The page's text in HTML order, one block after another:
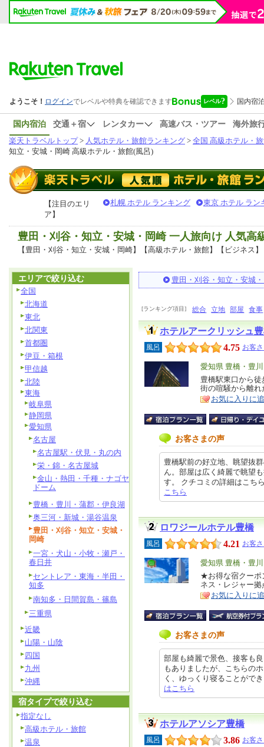
国内宿泊 交通＋宿 レンタカー 高速バス・ツアー
海外旅
楽天トラベルトップ> 人気ホテル・旅館ランキング > 全国 高級ホテル・
知立・安城・岡崎 高級ホテル・旅館(風呂)
【注目のエリ
ア】
札幌 ホテル ランキング 東京 ホテル ラン
豊田・刈谷・知立・安城・岡崎 一人旅向け 人気
【豊田・刈谷・知立・安城・岡崎】【高級ホテル・旅館】【ビジネス
豊田・刈谷・知立・安城
[ランキング項目] 総合 立地 部屋 食事
ホテルアークリッシュ
風呂 4.75 お客
エ
リ
ア
愛知県 豊橋・豊
特
徴
豊橋駅東口から
街の喧騒から離
お気に入りに
お客さまの声
豊橋駅前の好立地、眺望抜
ん。部屋は広く綺麗で眺望
す。 クチコミの詳細はこ
こちら
ロワジールホテル豊橋
風呂 4.21 お客
エ
リ
ア
愛知県 豊橋・豊
特
徴
★お得な宿クー
ネス・レジャー
お気に入りに
お客さまの声
部屋も綺麗で景色、接客も
もありましたが、こちらの
く、ゆっくり寝ることがで
はこちら
ホテルアソシア豊橋
風呂 3.86 お客
エリアで絞り込む
全国
北海道
東北
北関東
首都圏
伊豆・箱根
甲信越
北陸
東海
岐阜県
静岡県
愛知県
名古屋
名古屋駅・伏見・丸の内
栄・錦・名古屋城
金山・熱田・千種・ナゴヤ
ドーム
豊橋・豊川・蒲郡・伊良湖
奥三河・新城・湯谷温泉
豊田・刈谷・知立・安城・
岡崎
一宮・犬山・小牧・瀬戸・
春日井
セントレア・東海・半田・
知多
南知多・日間賀島・篠島
三重県
近畿
山陽・山陰
四国
九州
沖縄
宿タイプで絞り込む
指定なし
高級ホテル・旅館
温泉